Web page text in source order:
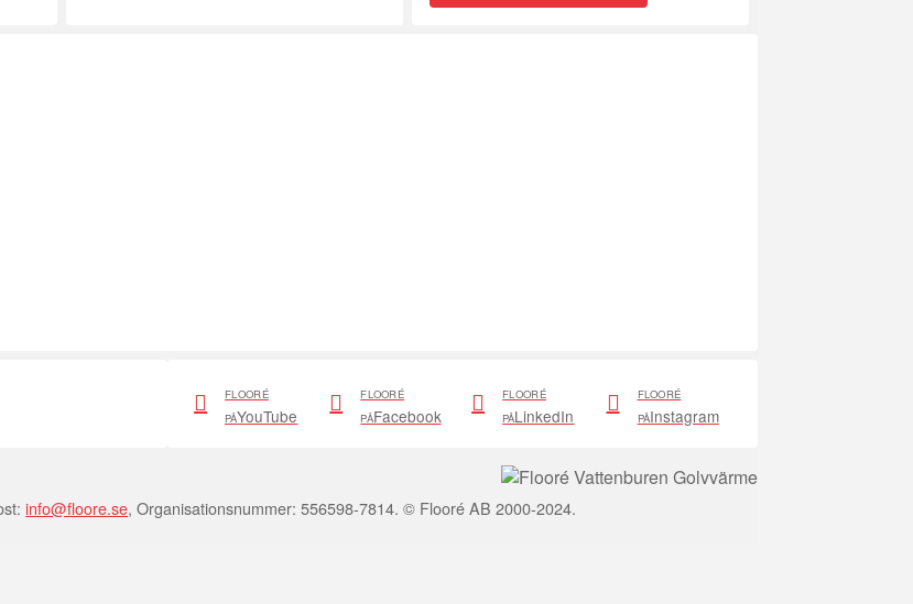
FLOORÉ
PÅYouTube
FLOORÉ
PÅFacebook
FLOORÉ
PÅLinkedIn
FLOORÉ
PÅInstagram
info@floore.se, Organisationsnummer: 556598-7814. © Flooré AB 2000-2024.